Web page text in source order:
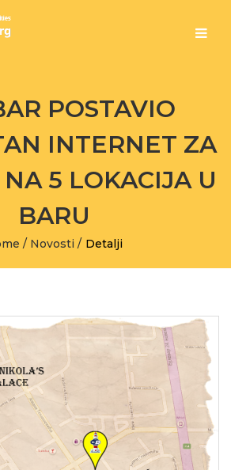
POSTAVIO
INTERNET ZA
5 LOKACIJA U
BARU
/ Novosti / Detalji